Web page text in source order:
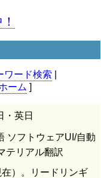
ワード検索
ーム ]
・英日
ソフトウェアUI/自動
テリアル翻訳
）。リードリンギ